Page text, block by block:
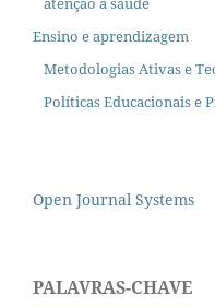
Ensino e aprendizagem
Metodologias Ativas e
Políticas Educacionais e
Open Journal Systems
PALAVRAS-CHAVE